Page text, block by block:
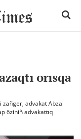
orısqa
zañger, advakat Abzal
öziniñ advakattıq